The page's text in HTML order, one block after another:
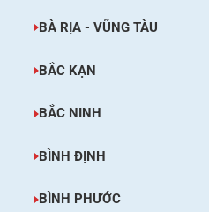
BÀ RỊA - VŨNG TÀU
BẮC KẠN
BẮC NINH
BÌNH ĐỊNH
BÌNH PHƯỚC